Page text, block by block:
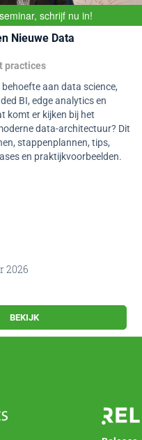
schrijf nu in!
Nieuwe Data
practices
aan data science,
BI, edge analytics en
komt er kijken bij het
data-architectuur? Dit
stappenplannen, tips,
en praktijkvoorbeelden.
2026
BEKIJK